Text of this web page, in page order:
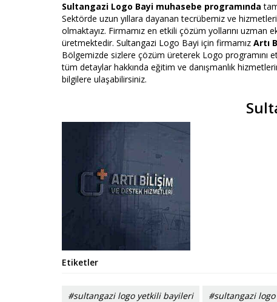
Sultangazi Logo Bayi muhasebe programında
Sektörde uzun yıllara dayanan tecrübemiz ve
olmaktayız. Firmamız en etkili çözüm yollarını uzman
üretmektedir. Sultangazi Logo Bayi için firmamız Artı
Bölgemizde sizlere çözüm üreterek Logo programını
tüm detaylar hakkında eğitim ve danışmanlık
bilgilere ulaşabilirsiniz.
Etiketler
#sultangazi logo yetkili bayileri #sultangazi